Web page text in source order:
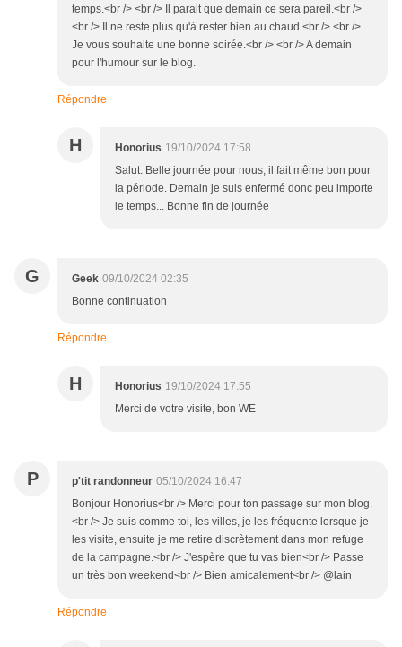
temps.<br /> <br /> Il parait que demain ce sera pareil.<br />
<br /> Il ne reste plus qu'à rester bien au chaud.<br /> <br />
Je vous souhaite une bonne soirée.<br /> <br /> A demain
pour l'humour sur le blog.
Répondre
H Honorius 19/10/2024 17:58
Salut. Belle journée pour nous, il fait même bon pour
la période. Demain je suis enfermé donc peu importe
le temps... Bonne fin de journée
G Geek 09/10/2024 02:35
Bonne continuation
Répondre
H Honorius 19/10/2024 17:55
Merci de votre visite, bon WE
P p'tit randonneur 05/10/2024 16:47
Bonjour Honorius<br /> Merci pour ton passage sur mon blog.
<br /> Je suis comme toi, les villes, je les fréquente lorsque je
les visite, ensuite je me retire discrètement dans mon refuge
de la campagne.<br /> J'espère que tu vas bien<br /> Passe
un très bon weekend<br /> Bien amicalement<br /> @lain
Répondre